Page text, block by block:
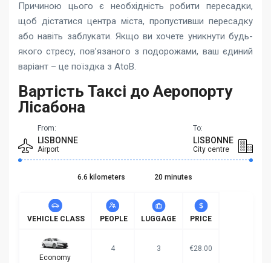
Причиною цього є необхідність робити пересадки,
щоб дістатися центра міста, пропустивши пересадку
або навіть заблукати. Якщо ви хочете уникнути будь-
якого стресу, пов’язаного з подорожами, ваш єдиний
варіант – це поїздка з AtoB.
Вартість Таксі до Аеропорту
Лісабона
From:
LISBONNE
Airport
To:
LISBONNE
City centre
6.6 kilometers 20 minutes
VEHICLE CLASS PEOPLE LUGGAGE PRICE
Economy
4 3 €28.00